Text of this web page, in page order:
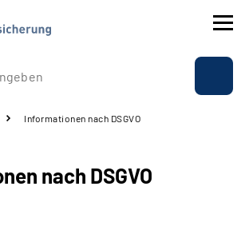
Informationen nach DSGVO
nach DSGVO